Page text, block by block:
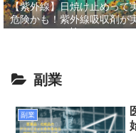
【紫外線】日焼け止めって
危険かも！紫外線吸収剤が
怖い
副業
副業